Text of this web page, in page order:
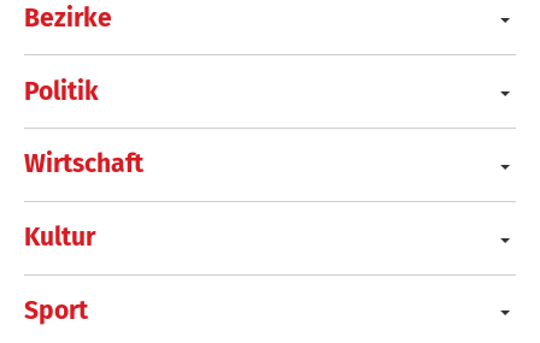
Bezirke
Politik
Wirtschaft
Kultur
Sport